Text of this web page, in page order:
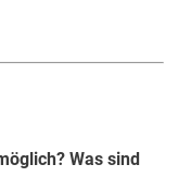
Was sind